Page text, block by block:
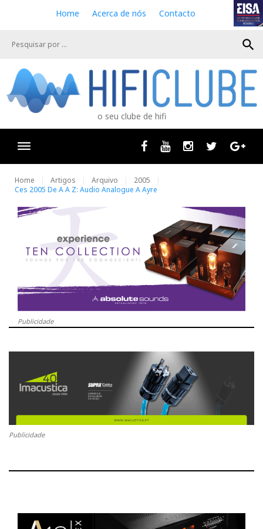
e
Home Acerca de nós Contacto
search
o seu clube de hifi
Facebook
Youtube InstagramTwitter
Home Artigos Arquivo
2005
Ces 2005 De A A Z: Audio Analogue A Ayre
Publicidade
Publicidade